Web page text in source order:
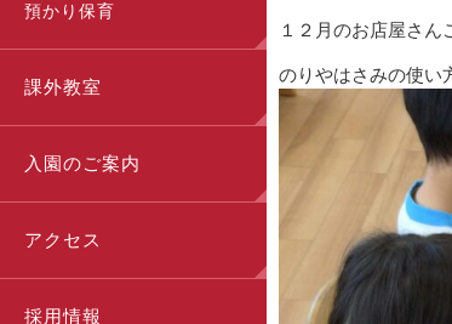
預かり保育
課外教室
入園のご案内
アクセス
採用情報
１２月のお店屋さん
のりやはさみの使い